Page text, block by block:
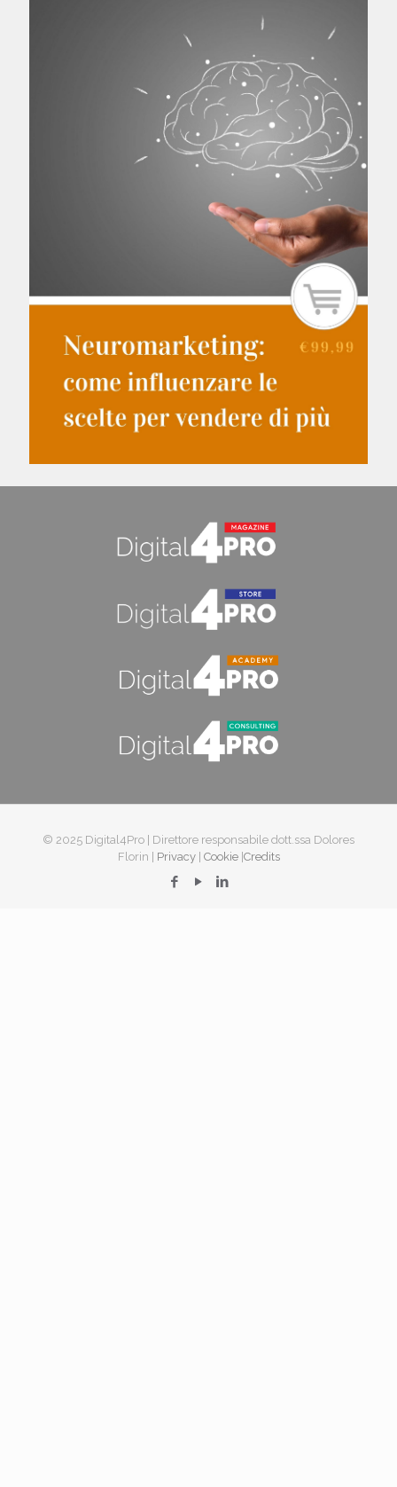
© 2025 Digital4Pro | Direttore responsabile dott.ssa Dolores
Florin | Privacy| Cookie| Credits